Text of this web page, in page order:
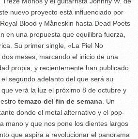
nuevo proyecto está influenciado por
Blood y Måneskin hasta Dead Poets
en una propuesta que equilibra fuerza,
Su primer single, «La Piel No
meses, marcando el inicio de una
propia, y recientemente han publicado
, el segundo adelanto del que será su
verá la luz el próximo 8 de octubre y
temazo del fin de semana . Un
donde el metal alternativo y el pop-
mano y que nos pone los dientes largos
que aspira a revolucionar el panorama